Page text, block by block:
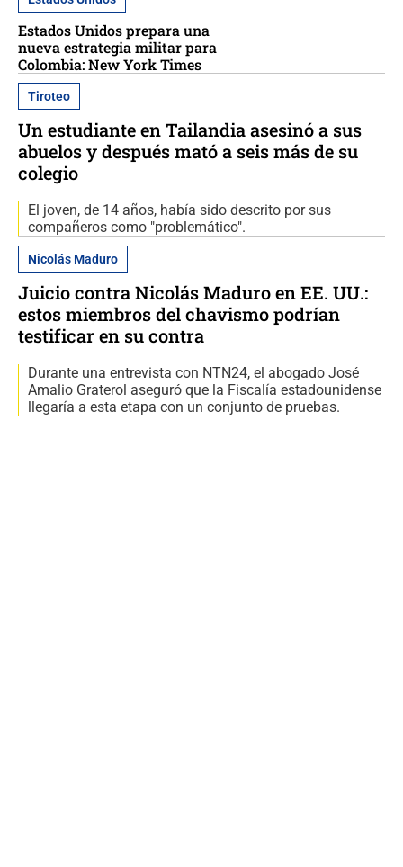
Estados Unidos prepara una
nueva estrategia militar para
Colombia: New York Times
Tiroteo
Un estudiante en Tailandia asesinó a sus
abuelos y después mató a seis más de su
colegio
El joven, de 14 años, había sido descrito por sus
compañeros como "problemático".
Nicolás Maduro
Juicio contra Nicolás Maduro en EE. UU.:
estos miembros del chavismo podrían
testificar en su contra
Durante una entrevista con NTN24, el abogado José
Amalio Graterol aseguró que la Fiscalía estadounidense
llegaría a esta etapa con un conjunto de pruebas.